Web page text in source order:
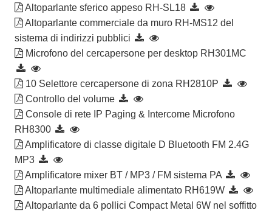
Altoparlante sferico appeso RH-SL18
Altoparlante commerciale da muro RH-MS12 del
sistema di indirizzi pubblici
Microfono del cercapersone per desktop RH301MC
10 Selettore cercapersone di zona RH2810P
Controllo del volume
Console di rete IP Paging & Intercome Microfono
RH8300
Amplificatore di classe digitale D Bluetooth FM 2.4G
MP3
Amplificatore mixer BT / MP3 / FM sistema PA
Altoparlante multimediale alimentato RH619W
Altoparlante da 6 pollici Compact Metal 6W nel soffitto